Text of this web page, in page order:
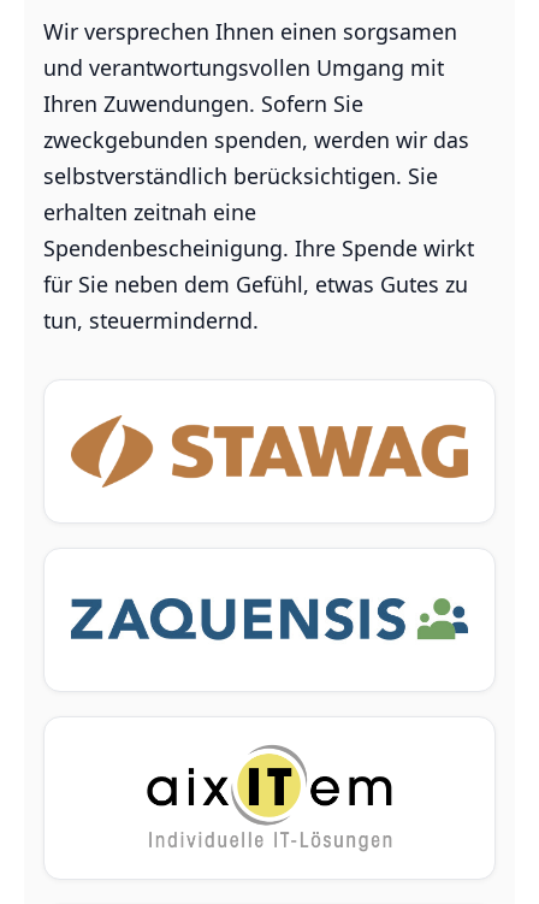
Wir versprechen Ihnen einen sorgsamen
und verantwortungsvollen Umgang mit
Ihren Zuwendungen. Sofern Sie
zweckgebunden spenden, werden wir das
selbstverständlich berücksichtigen. Sie
erhalten zeitnah eine
Spendenbescheinigung. Ihre Spende wirkt
für Sie neben dem Gefühl, etwas Gutes zu
tun, steuermindernd.